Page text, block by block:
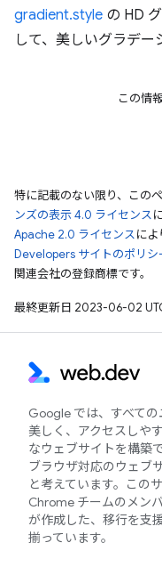
gradient.style の HD
して、美しいグラデー
この情
特に記載のない限り、この
ンズの表示 4.0 ライセンス
Apache 2.0 ライセンスによ
Developers サイトのポリシ
関連会社の登録商標です。
最終更新日 2023-06-02
Google では、すべての
美しく、アクセスしや
なウェブサイトを構築
ブラウザ対応のウェブ
と考えています。この
Chrome チームのメン
が作成した、移行を支
揃っています。